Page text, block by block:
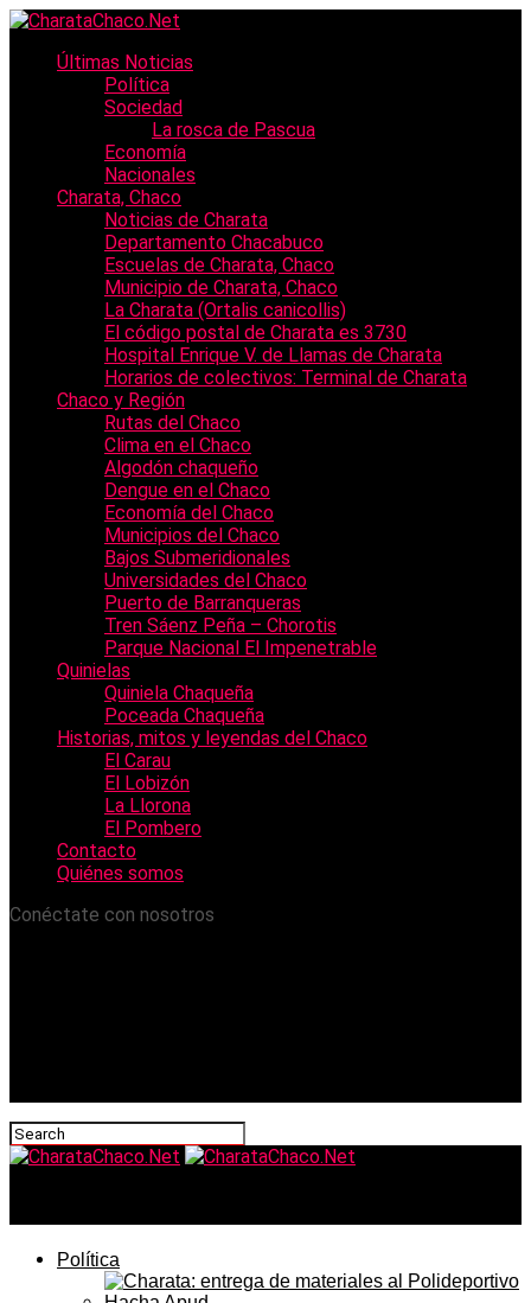
Últimas Noticias
Política
Sociedad
La rosca de Pascua
Economía
Nacionales
Charata, Chaco
Noticias de Charata
Departamento Chacabuco
Escuelas de Charata, Chaco
Municipio de Charata, Chaco
La Charata (Ortalis canicollis)
El código postal de Charata es 3730
Hospital Enrique V. de Llamas de Charata
Horarios de colectivos: Terminal de Charata
Chaco y Región
Rutas del Chaco
Clima en el Chaco
Algodón chaqueño
Dengue en el Chaco
Economía del Chaco
Municipios del Chaco
Bajos Submeridionales
Universidades del Chaco
Puerto de Barranqueras
Tren Sáenz Peña – Chorotis
Parque Nacional El Impenetrable
Quinielas
Quiniela Chaqueña
Poceada Chaqueña
Historias, mitos y leyendas del Chaco
El Carau
El Lobizón
La Llorona
El Pombero
Contacto
Quiénes somos
Conéctate con nosotros
Política